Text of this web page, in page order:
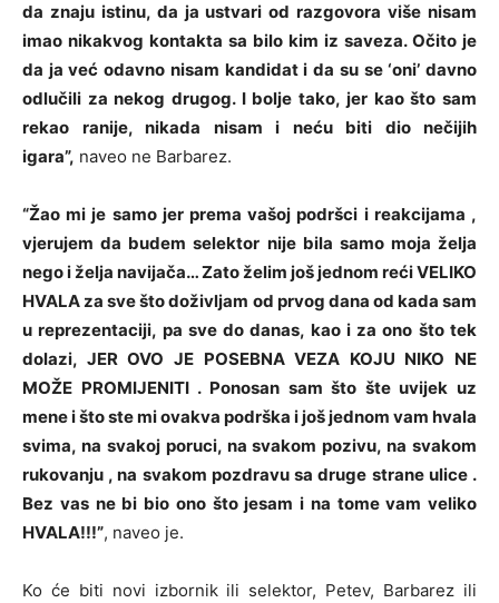
da znaju istinu, da ja ustvari od razgovora više nisam
imao nikakvog kontakta sa bilo kim iz saveza. Očito je
da ja već odavno nisam kandidat i da su se ‘oni’ davno
odlučili za nekog drugog. I bolje tako, jer kao što sam
rekao ranije, nikada nisam i neću biti dio nečijih
igara”, naveo ne Barbarez.
“Žao mi je samo jer prema vašoj podršci i reakcijama ,
vjerujem da budem selektor nije bila samo moja želja
nego i želja navijača… Zato želim još jednom reći VELIKO
HVALA za sve što doživljam od prvog dana od kada sam
u reprezentaciji, pa sve do danas, kao i za ono što tek
dolazi, JER OVO JE POSEBNA VEZA KOJU NIKO NE
MOŽE PROMIJENITI . Ponosan sam što šte uvijek uz
mene i što ste mi ovakva podrška i još jednom vam hvala
svima, na svakoj poruci, na svakom pozivu, na svakom
rukovanju , na svakom pozdravu sa druge strane ulice .
Bez vas ne bi bio ono što jesam i na tome vam veliko
HVALA!!!”, naveo je.
Ko će biti novi izbornik ili selektor, Petev, Barbarez ili